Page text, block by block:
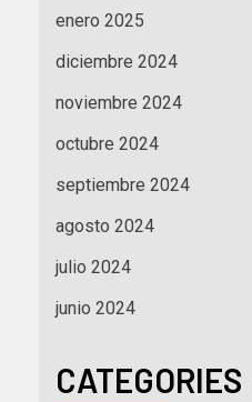
enero 2025
diciembre 2024
noviembre 2024
octubre 2024
septiembre 2024
agosto 2024
julio 2024
junio 2024
CATEGORIES